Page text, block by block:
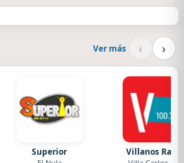
Ver más ‹ ›
Superior Villanos